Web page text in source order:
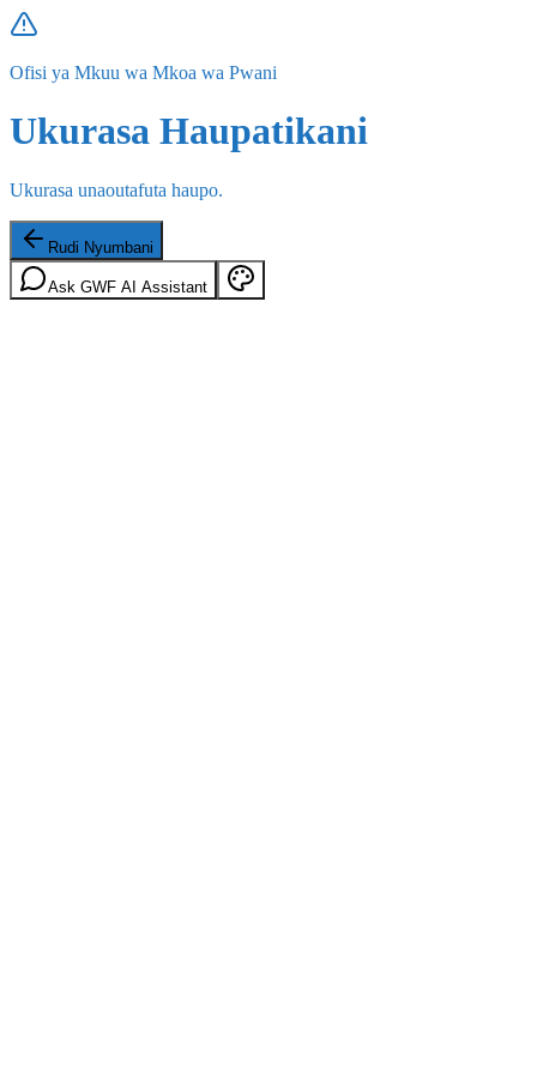
Ofisi ya Mkuu wa Mkoa wa Pwani
Ukurasa Haupatikani
Ukurasa unaoutafuta haupo.
Rudi Nyumbani
Ask GWF AI Assistant